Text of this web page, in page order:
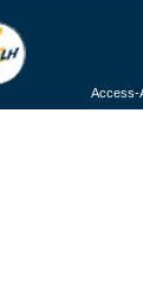
Access-